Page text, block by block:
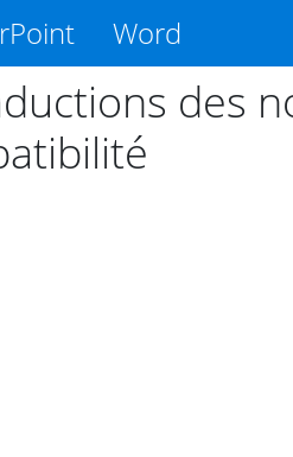
Word
des